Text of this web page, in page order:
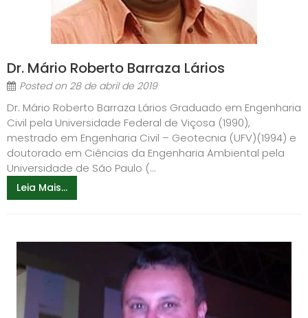
Dr. Mário Roberto Barraza Lários
Posted on 28 de abril de 2019
Dr. Mário Roberto Barraza Lários Graduado em Engenharia
Civil pela Universidade Federal de Viçosa (1990),
mestrado em Engenharia Civil – Geotecnia (UFV)(1994) e
doutorado em Ciências da Engenharia Ambiental pela
Universidade de São Paulo (...
Leia Mais...